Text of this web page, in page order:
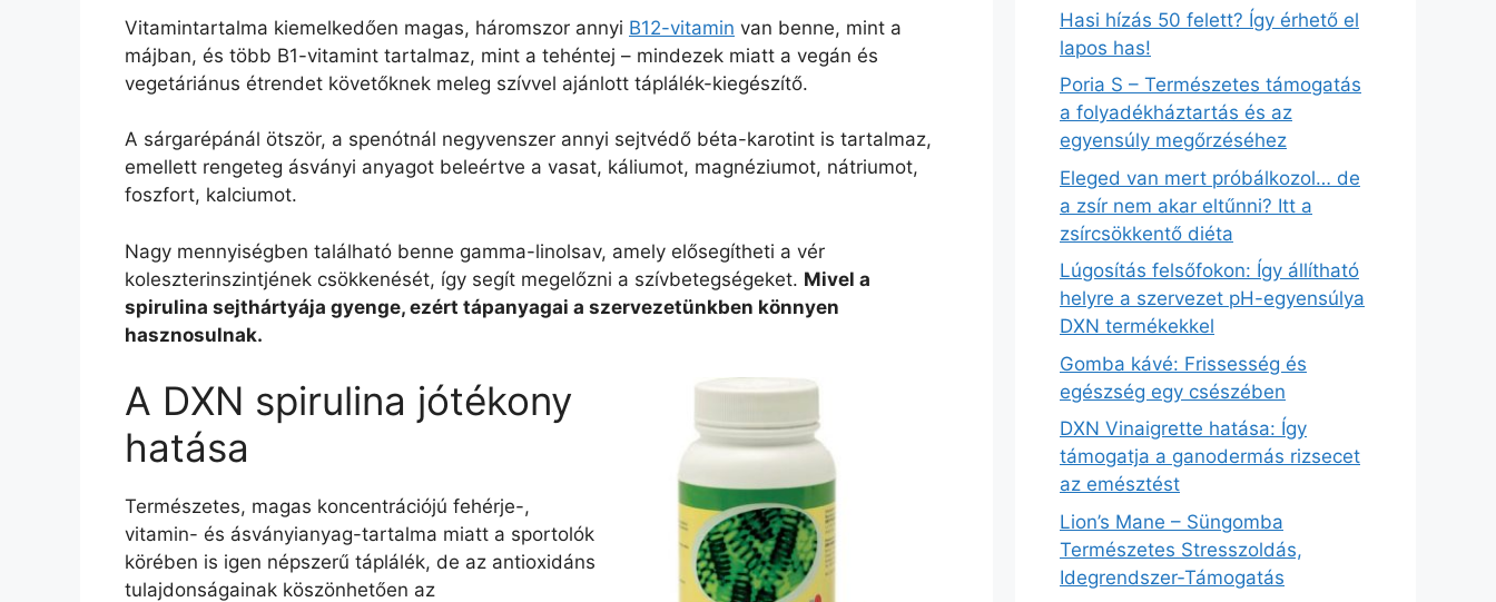
Vitamintartalma kiemelkedően magas, háromszor annyi B12-vitamin van benne, mint a
májban, és több B1-vitamint tartalmaz, mint a tehéntej – mindezek miatt a vegán és
vegetáriánus étrendet követőknek meleg szívvel ajánlott táplálék-kiegészítő.
A sárgarépánál ötször, a spenótnál negyvenszer annyi sejtvédő béta-karotint is tartalmaz,
emellett rengeteg ásványi anyagot beleértve a vasat, káliumot, magnéziumot, nátriumot,
foszfort, kalciumot.
Nagy mennyiségben található benne gamma-linolsav, amely elősegítheti a vér
koleszterinszintjének csökkenését, így segít megelőzni a szívbetegségeket. Mivel a
spirulina sejthártyája gyenge, ezért tápanyagai a szervezetünkben könnyen
hasznosulnak.
A DXN spirulina jótékony
hatása
Természetes, magas koncentrációjú fehérje-,
vitamin- és ásványianyag-tartalma miatt a sportolók
körében is igen népszerű táplálék, de az antioxidáns
tulajdonságainak köszönhetően az
Hasi hízás 50 felett? Így érhető el
lapos has!
Poria S – Természetes támogatás
a folyadékháztartás és az
egyensúly megőrzéséhez
Eleged van mert próbálkozol… de
a zsír nem akar eltűnni? Itt a
zsírcsökkentő diéta
Lúgosítás felsőfokon: Így állítható
helyre a szervezet pH-egyensúlya
DXN termékekkel
Gomba kávé: Frissesség és
egészség egy csészében
DXN Vinaigrette hatása: Így
támogatja a ganodermás rizsecet
az emésztést
Lion’s Mane – Süngomba
Természetes Stresszoldás,
Idegrendszer‑Támogatás